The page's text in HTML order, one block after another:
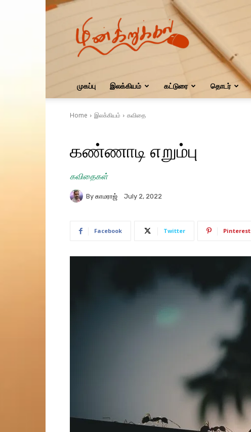
மின்கிறுக்கல்
முகப்பு இலக்கியம் கட்டுரை தொடர்
Home இலக்கியம் கவிதை
கண்ணாடி எறும்பு
கவிதைகள்
By காமராஜ் July 2, 2022
Facebook Twitter Pinterest